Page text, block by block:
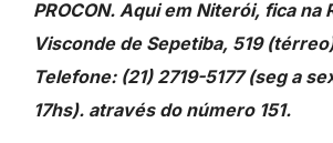
PROCON. Aqui em Niterói, fica na
Visconde de Sepetiba, 519
Telefone: (21) 2719-5177 (seg a
17hs). através do número 151.